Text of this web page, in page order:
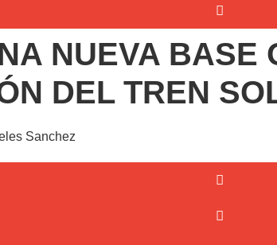
NUEVA BASE
DEL TREN
Sanchez